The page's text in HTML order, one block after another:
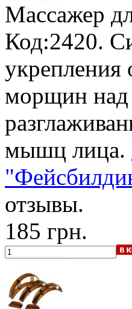
Массажер
Код:2420.
укрепления
морщин над
мышц лица.
отзывы.
185 грн.